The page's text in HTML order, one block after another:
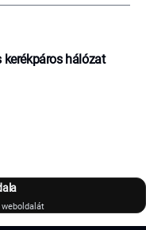
hálózat